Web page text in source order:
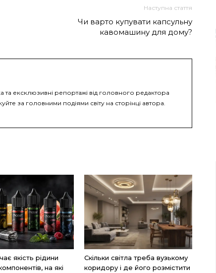
Наступна стаття
Чи варто купувати капсульну
кавомашину для дому?
та ексклюзивні репортажі від головного редактора
за головними подіями світу на сторінці автора.
якість рідини
на які
Скільки світла треба вузькому
коридору і де його розмістити